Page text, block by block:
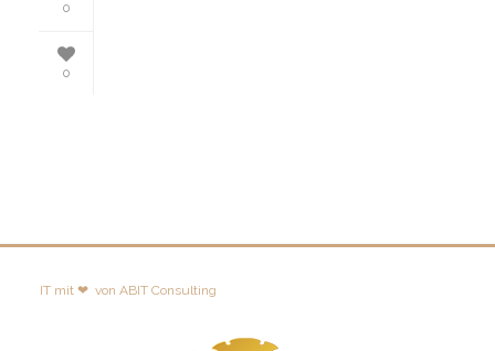
0
0
IT mit ❤ vonABIT Consulting